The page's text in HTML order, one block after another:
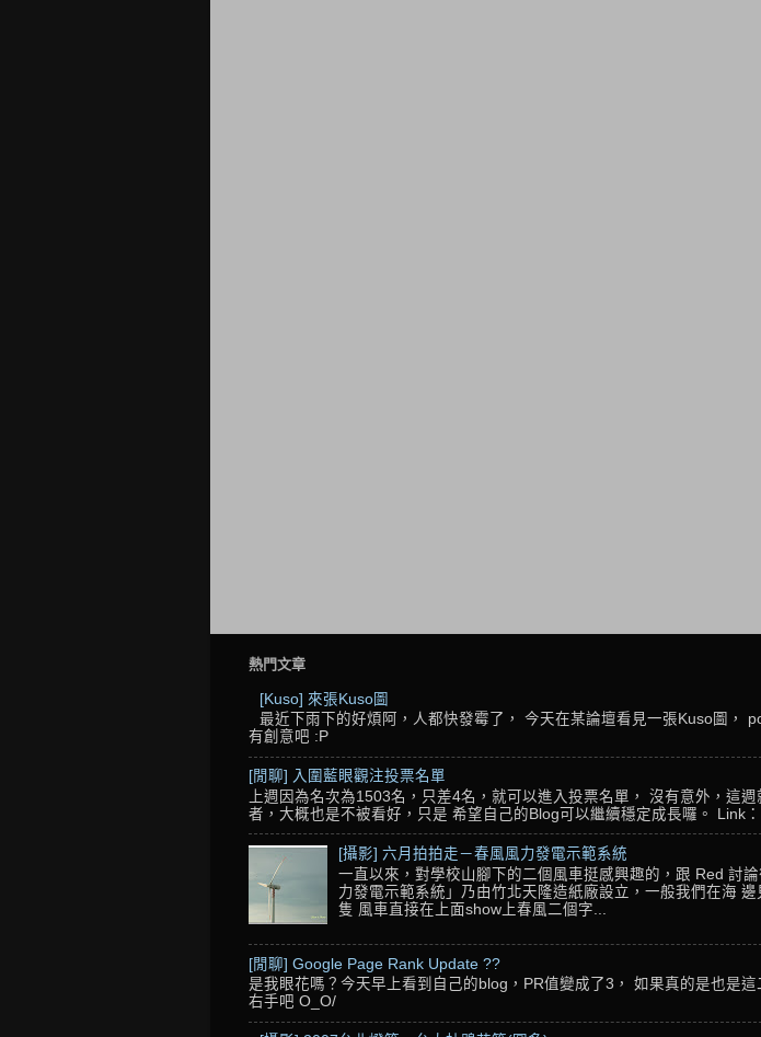
熱門文章
[Kuso] 來張Kuso圖
最近下雨下的好煩阿，人都快發霉了， 今天在某論壇看見一張Kuso圖，
有創意吧 :P
[閒聊] 入圍藍眼觀注投票名單
上週因為名次為1503名，只差4名，就可以進入投票名單， 沒有意外，這
者，大概也是不被看好，只是 希望自己的Blog可以繼續穩定成長囉。 Link
[攝影] 六月拍拍走－春風風力發電示範系統
一直以來，對學校山腳下的二個風車挺感興趣的，跟 Red 討
力發電示範系統」乃由竹北天隆造紙廠設立，一般我們在海
隻 風車直接在上面show上春風二個字...
[閒聊] Google Page Rank Update ??
是我眼花嗎？今天早上看到自己的blog，PR值變成了3， 如果真的是也是
右手吧 O_O/